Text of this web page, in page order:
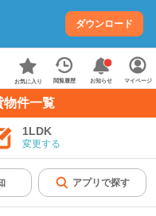
ダウンロード
お気に入り 閲覧履歴 お知らせ マイページ
物件一覧
1LDK
変更する
アプリで探す